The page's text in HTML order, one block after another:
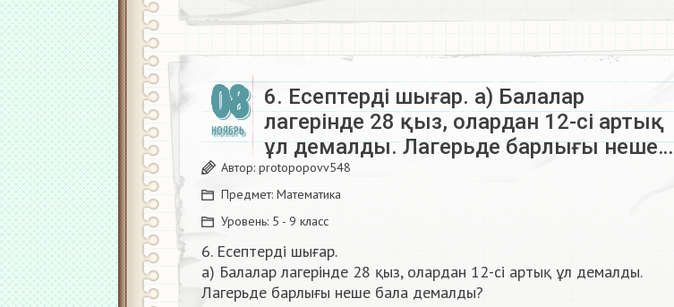
08
НОЯБРЬ
6. Есептерді шығар. а) Балалар
лагерінде 28 қыз, олардан 12-сі артық
ұл демалды. Лагерьде барлығы неше…
Автор: protopopovv548
Предмет: Математика
Уровень: 5 - 9 класс
6. Есептерді шығар.
а) Балалар лагерінде 28 қыз, олардан 12-сі артық ұл демалды.
Лагерьде барлығы неше бала демалды?